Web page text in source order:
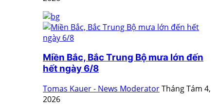
Miền Bắc, Bắc Trung Bộ mưa lớn đến
hết ngày 6/8
Tomas Kauer - News ModeratorTháng Tám 4,
2026